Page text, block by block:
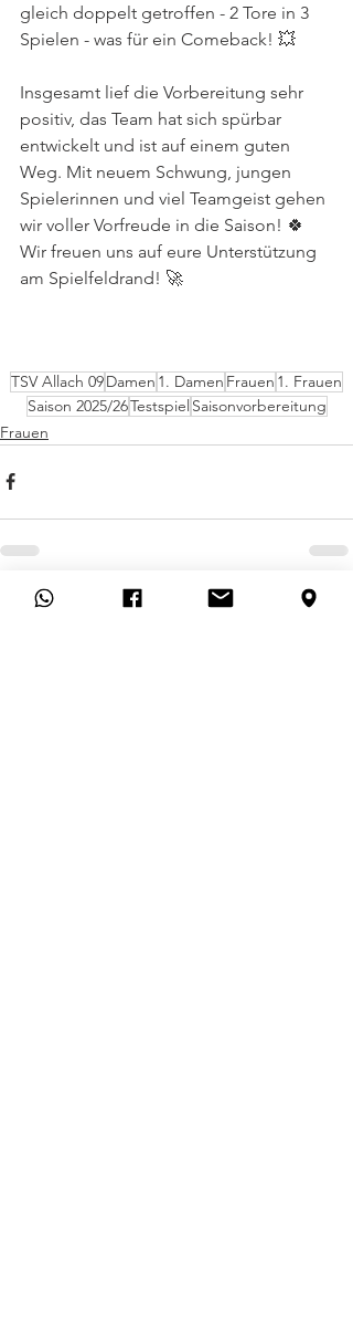
gleich doppelt getroffen - 2 Tore in 3
Spielen - was für ein Comeback! 💥
Insgesamt lief die Vorbereitung sehr
positiv, das Team hat sich spürbar
entwickelt und ist auf einem guten
Weg. Mit neuem Schwung, jungen
Spielerinnen und viel Teamgeist gehen
wir voller Vorfreude in die Saison! 🍀
Wir freuen uns auf eure Unterstützung
am Spielfeldrand! 🚀
TSV Allach 09Damen 1. Damen Frauen 1. Frauen
Saison 2025/26Testspiel Saisonvorbereitung
Frauen
Aktuelle Beiträge Alle ansehen